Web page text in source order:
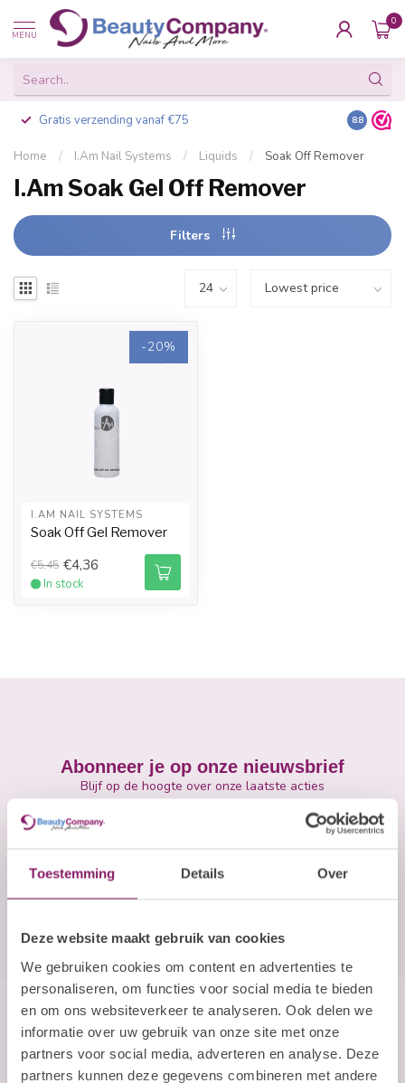
Toestemming Details Over
Deze website maakt gebruik van cookies
We gebruiken cookies om content en advertenties te
personaliseren, om functies voor social media te bieden
en om ons websiteverkeer te analyseren. Ook delen we
informatie over uw gebruik van onze site met onze
partners voor social media, adverteren en analyse. Deze
partners kunnen deze gegevens combineren met andere
MENU
0
Gratis verzending vanaf €75 Besteld
8.8
Home / I.Am Nail Systems / Liquids / Soak Off Remover
I.Am Soak Gel Off Remover
Filters
-20%
I.AM NAIL SYSTEMS
Soak Off Gel Remover
€5,45 €4,36
In stock
Abonneer je op onze nieuwsbrief
Blijf op de hoogte over onze laatste acties
E-mailadres
Abonneer
Beauty Company
Nails and More